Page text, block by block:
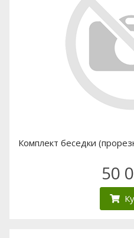
Комплект беседки
50